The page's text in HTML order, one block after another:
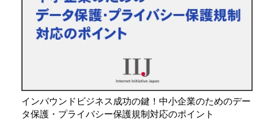
インバウンドビジネス成功の鍵！中小企業のためのデー
タ保護・プライバシー保護規制対応のポイント